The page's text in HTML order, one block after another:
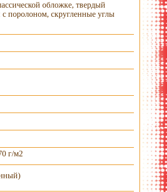
обложке, твердый
с поролоном, скругленные углы
г/м2